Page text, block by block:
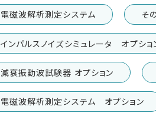
電磁波解析測定システム そ
インパルスノイズシミュレータ オプショ
減衰振動波試験器 オプション
電磁波解析測定システム オプション